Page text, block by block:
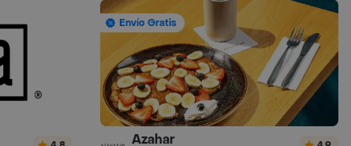
Envío Gratis
Azahar